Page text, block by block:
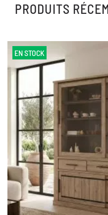
PRODUITS
EN STOCK